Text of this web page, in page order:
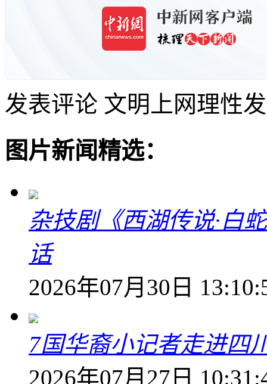
发表评论 文明上网理性
图片新闻精选：
杂技剧《西湖传说·白
话
2026年07月30日
7国华裔小记者走进四
2026年07月27日